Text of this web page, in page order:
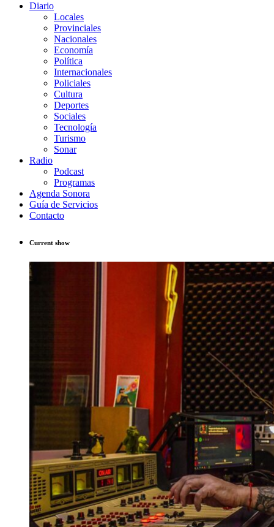
Diario
Locales
Provinciales
Nacionales
Economía
Política
Internacionales
Policiales
Cultura
Deportes
Sociales
Tecnología
Turismo
Sonar
Radio
Podcast
Programas
Agenda Sonora
Guía de Servicios
Contacto
Current show